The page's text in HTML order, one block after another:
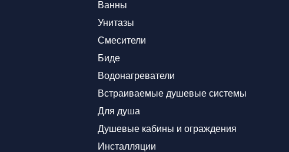
Ванны
Унитазы
Смесители
Биде
Водонагреватели
Встраиваемые душевые системы
Для душа
Душевые кабины и ограждения
Инсталляции